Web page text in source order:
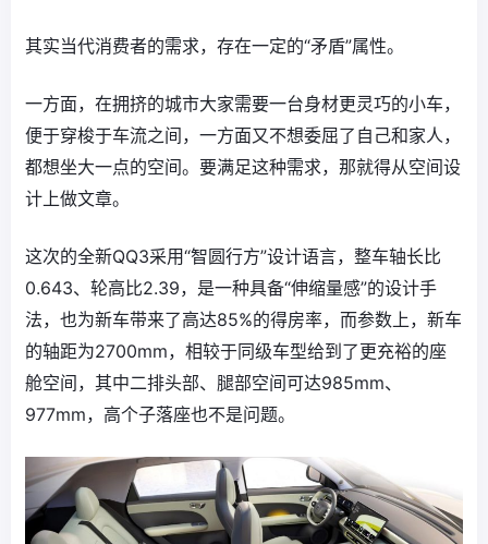
其实当代消费者的需求，存在一定的“矛盾”属性。
一方面，在拥挤的城市大家需要一台身材更灵巧的小车，
便于穿梭于车流之间，一方面又不想委屈了自己和家人，
都想坐大一点的空间。要满足这种需求，那就得从空间设
计上做文章。
这次的全新QQ3采用“智圆行方”设计语言，整车轴长比
0.643、轮高比2.39，是一种具备“伸缩量感”的设计手
法，也为新车带来了高达85%的得房率，而参数上，新车
的轴距为2700mm，相较于同级车型给到了更充裕的座
舱空间，其中二排头部、腿部空间可达985mm、
977mm，高个子落座也不是问题。